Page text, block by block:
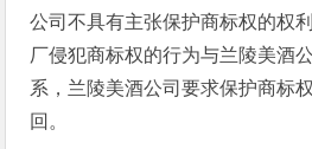
公司不具有主张保护商标权的权
厂侵犯商标权的行为与兰陵美酒
系，兰陵美酒公司要求保护商标
回。